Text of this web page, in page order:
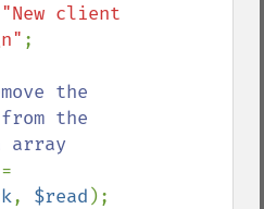
"New client
;
the
the
array
, $read );